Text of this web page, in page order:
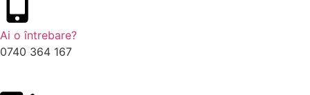
Ai o întrebare?
0740 364 167